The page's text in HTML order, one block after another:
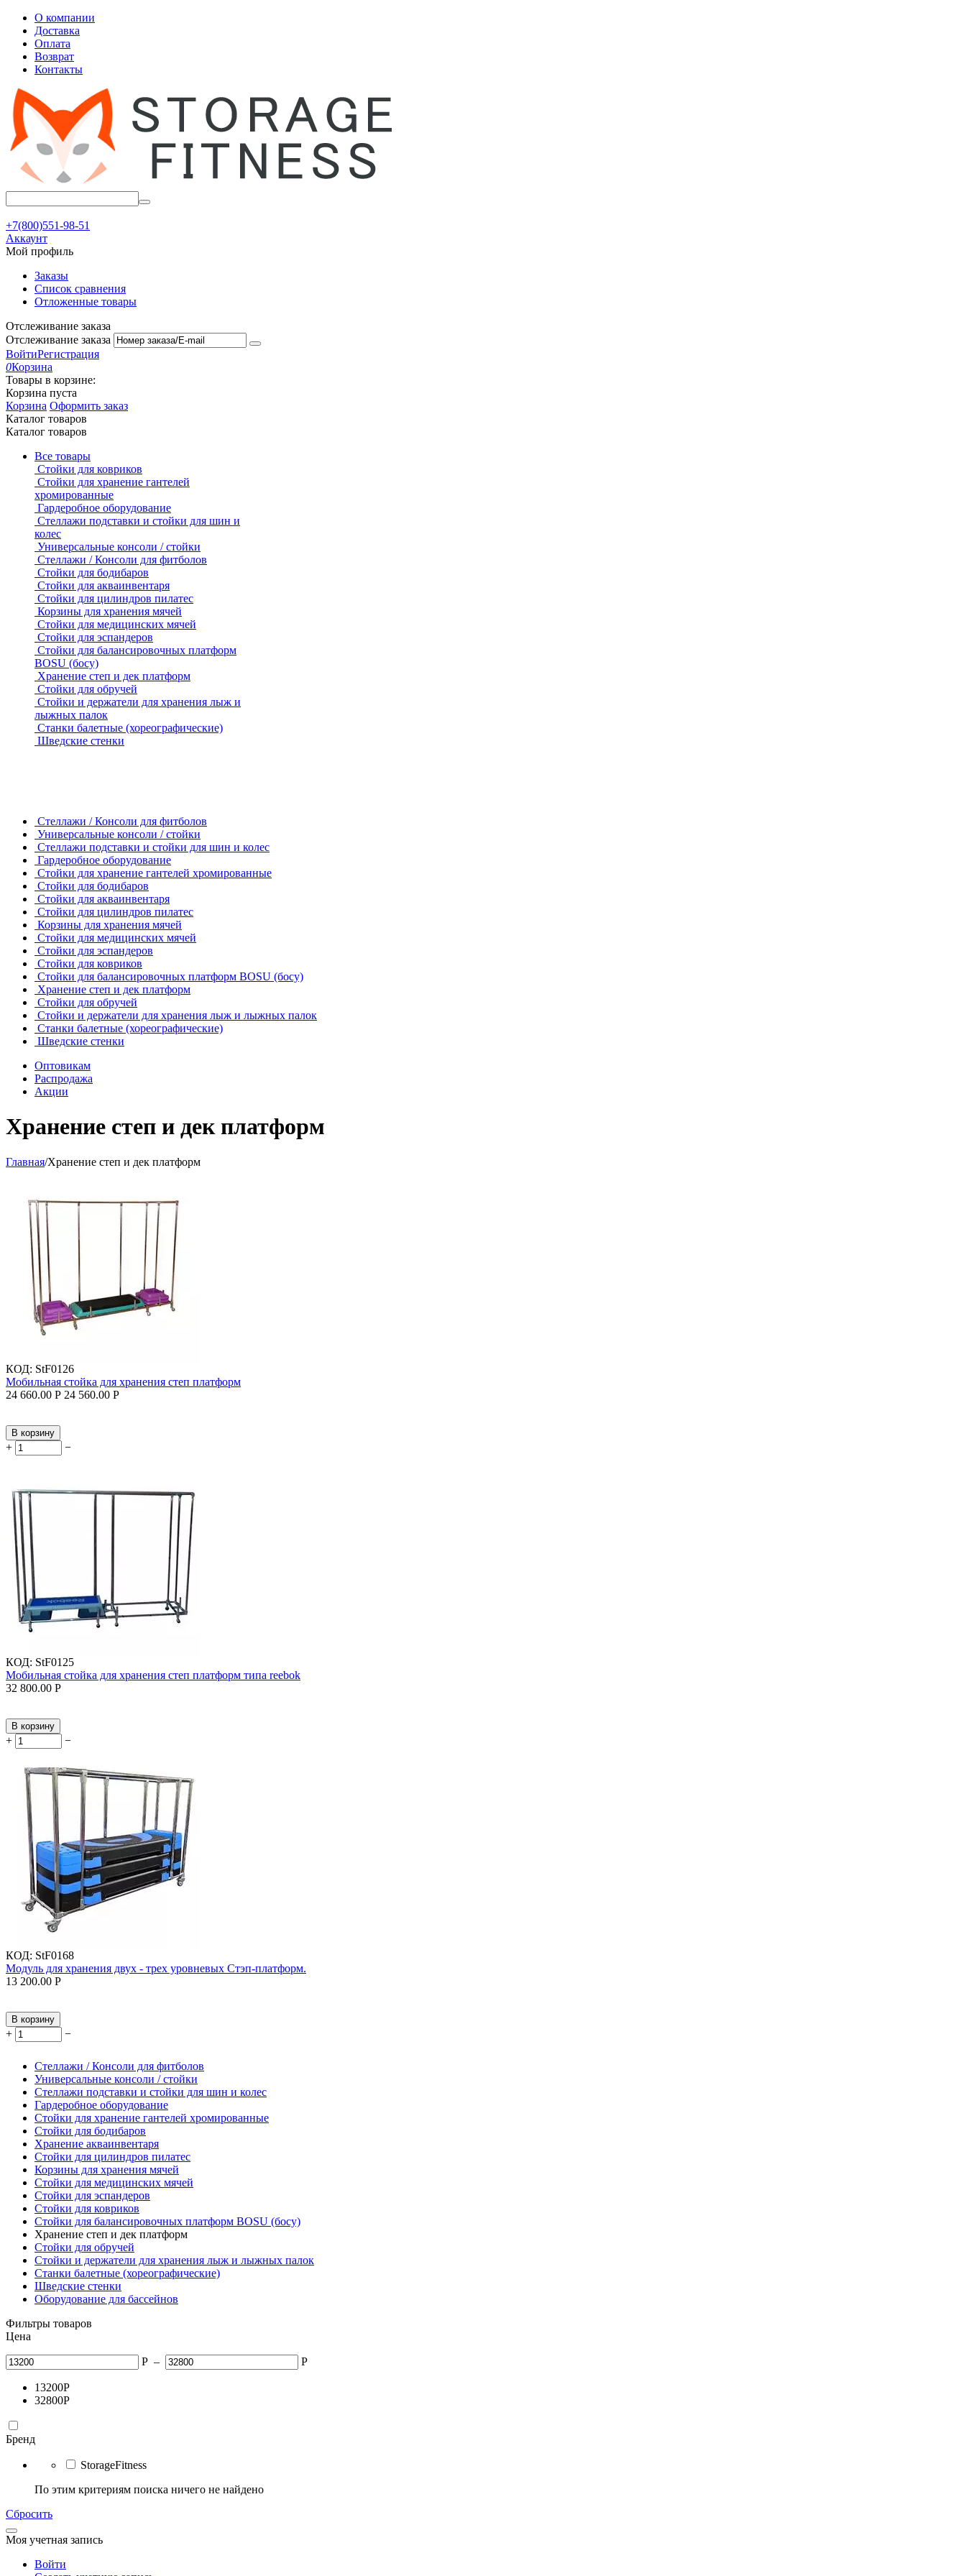
О компании
Доставка
Оплата
Возврат
Контакты
+7(800)551-98-51
Аккаунт
Мой профиль
Заказы
Список сравнения
Отложенные товары
Отслеживание заказа
Отслеживание заказа
ВойтиРегистрация
0Корзина
Товары в корзине:
Корзина пуста
Корзина Оформить заказ
Каталог товаров
Каталог товаров
Все товары
Стойки для ковриков
Стойки для хранение гантелей
хромированные
Гардеробное оборудование
Стеллажи подставки и стойки для шин и
колес
Универсальные консоли / стойки
Стеллажи / Консоли для фитболов
Стойки для бодибаров
Стойки для акваинвентаря
Стойки для цилиндров пилатес
Корзины для хранения мячей
Стойки для медицинских мячей
Стойки для эспандеров
Стойки для балансировочных платформ
BOSU (босу)
Хранение степ и дек платформ
Стойки для обручей
Стойки и держатели для хранения лыж и
лыжных палок
Станки балетные (хореографические)
Шведские стенки
Стеллажи / Консоли для фитболов
Универсальные консоли / стойки
Стеллажи подставки и стойки для шин и колес
Гардеробное оборудование
Стойки для хранение гантелей хромированные
Стойки для бодибаров
Стойки для акваинвентаря
Стойки для цилиндров пилатес
Корзины для хранения мячей
Стойки для медицинских мячей
Стойки для эспандеров
Стойки для ковриков
Стойки для балансировочных платформ BOSU (босу)
Хранение степ и дек платформ
Стойки для обручей
Стойки и держатели для хранения лыж и лыжных палок
Станки балетные (хореографические)
Шведские стенки
Оптовикам
Распродажа
Акции
Хранение степ и дек платформ
Главная/Хранение степ и дек платформ
КОД: StF0126
Мобильная стойка для хранения степ платформ
24 660.00 Р 24 560.00 Р
В корзину
+ −
КОД: StF0125
Мобильная стойка для хранения степ платформ типа reebok
32 800.00 Р
В корзину
+ −
КОД: StF0168
Модуль для хранения двух - трех уровневых Стэп-платформ.
13 200.00 Р
В корзину
+ −
Стеллажи / Консоли для фитболов
Универсальные консоли / стойки
Стеллажи подставки и стойки для шин и колес
Гардеробное оборудование
Стойки для хранение гантелей хромированные
Стойки для бодибаров
Хранение акваинвентаря
Стойки для цилиндров пилатес
Корзины для хранения мячей
Стойки для медицинских мячей
Стойки для эспандеров
Стойки для ковриков
Стойки для балансировочных платформ BOSU (босу)
Хранение степ и дек платформ
Стойки для обручей
Стойки и держатели для хранения лыж и лыжных палок
Станки балетные (хореографические)
Шведские стенки
Оборудование для бассейнов
Фильтры товаров
Цена
Р – Р
13200Р
32800Р
Бренд
StorageFitness
По этим критериям поиска ничего не найдено
Сбросить
Моя учетная запись
Войти